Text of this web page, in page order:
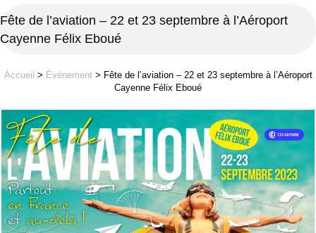
Fête de l’aviation – 22 et 23 septembre à l’Aéroport
Cayenne Félix Eboué
Accueil > Événement> Fête de l’aviation – 22 et 23 septembre à l’Aéroport
Cayenne Félix Eboué